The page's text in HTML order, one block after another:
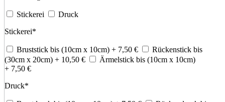
Stickerei
Druck
Stickerei*
Bruststick bis (10cm x 10cm) + 7,50 €
Rückenstick bis
(30cm x 20cm) + 10,50 €
Ärmelstick bis (10cm x 10cm)
+ 7,50 €
Druck*